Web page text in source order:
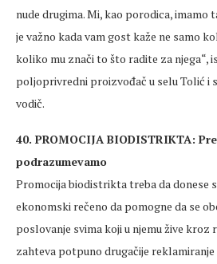
nude drugima. Mi, kao porodica, imamo
je važno kada vam gost kaže ne samo
koliko mu znači to što radite za njega“,
poljoprivredni proizvođač u selu Tolić i
vodič.
40. PROMOCIJA BIODISTRIKTA:
podrazumevamo
Promocija biodistrikta treba da donese
ekonomski rečeno da pomogne da se
poslovanje svima koji u njemu žive kroz
zahteva potpuno drugačije